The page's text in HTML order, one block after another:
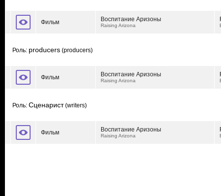
Фильм Воспитание Аризоны
Raising Arizona
Роль: producers (producers)
Фильм Воспитание Аризоны
Raising Arizona
Роль: Сценарист(writers)
Фильм Воспитание Аризоны
Raising Arizona